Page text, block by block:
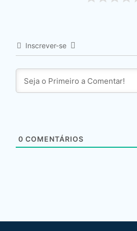
Inscrever-se
0 COMENTÁRIOS